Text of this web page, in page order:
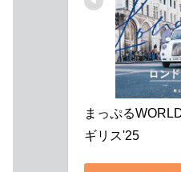
まっぷる
ギリス'25